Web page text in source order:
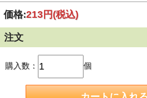
※1度のご注文で200個(本)までとさせ
(本)以上ご希望の際はお手数ですが再
ご注文前に今一度ご確認くださいませ！
※サイズ・数量お間違えの無いように
す。ご注文後のサイズ及び数量交換は
■ねじ呼び径（太さ・直径）：M10
■長さ：170mm
■寸切ボルト1本・ナット2個・ワッシ
価格:213円(税込)
注文
購入数： 個